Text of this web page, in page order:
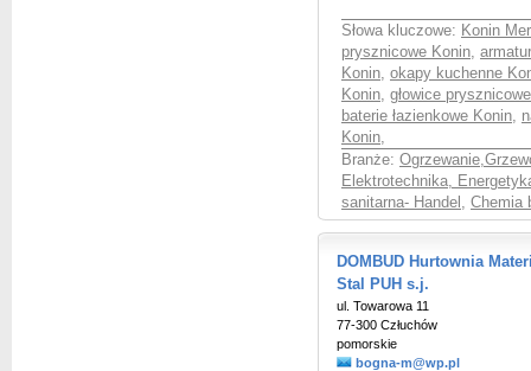
Słowa kluczowe: Konin
prysznicowe Konin,
Konin, okapy kuchenne
Konin, głowice
baterie łazienkowe Konin,
Konin,
Branże:
Elektrotechnika,
sanitarna- Handel , Chemia
DOMBUD Hurtownia
Stal PUH s.j.
ul. Towarowa 11
77-300 Człuchów
pomorskie
bogna-m@wp.pl